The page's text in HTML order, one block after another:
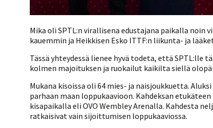
Mika oli SPTL:n virallisena edustajana paikalla noin
kauemmin ja Heikkisen Esko ITTF:n liikunta- ja
Tässä yhteydessä lienee hyvä todeta, että SPTL:lle
kolmen majoituksen ja ruokailut kaikilta siellä
Mukana kisoissa oli 64 mies- ja naisjoukkuetta.
parhaan maan loppukaavioon. Kahdeksan
kisapaikalla eli OVO Wembley Arenalla. Kahdesta
ratkaisivat vain sijoittumisen loppukaaviossa.